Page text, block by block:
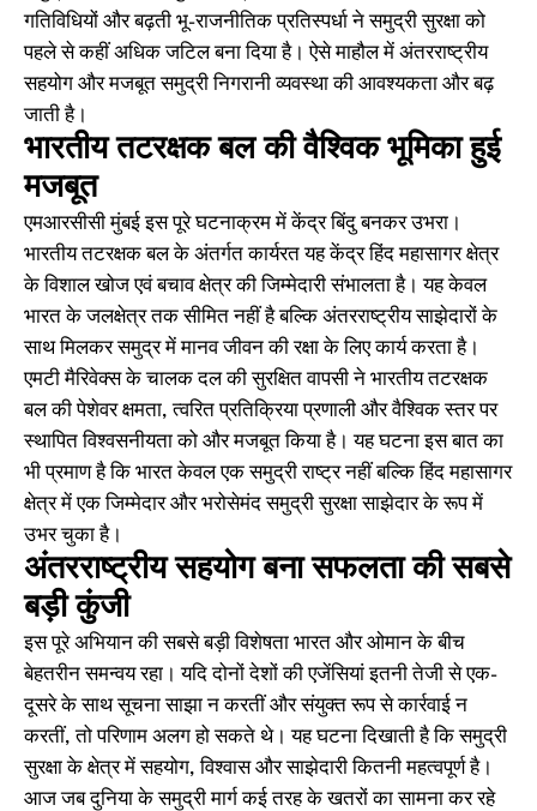
गतिविधियों और बढ़ती भू-राजनीतिक प्रतिस्पर्धा ने समुद्री सुरक्षा को
पहले से कहीं अधिक जटिल बना दिया है। ऐसे माहौल में अंतरराष्ट्रीय
सहयोग और मजबूत समुद्री निगरानी व्यवस्था की आवश्यकता और बढ़
जाती है।
भारतीय तटरक्षक बल की वैश्विक भूमिका हुई
मजबूत
एमआरसीसी मुंबई इस पूरे घटनाक्रम में केंद्र बिंदु बनकर उभरा।
भारतीय तटरक्षक बल के अंतर्गत कार्यरत यह केंद्र हिंद महासागर क्षेत्र
के विशाल खोज एवं बचाव क्षेत्र की जिम्मेदारी संभालता है। यह केवल
भारत के जलक्षेत्र तक सीमित नहीं है बल्कि अंतरराष्ट्रीय साझेदारों के
साथ मिलकर समुद्र में मानव जीवन की रक्षा के लिए कार्य करता है।
एमटी मैरिवेक्स के चालक दल की सुरक्षित वापसी ने भारतीय तटरक्षक
बल की पेशेवर क्षमता, त्वरित प्रतिक्रिया प्रणाली और वैश्विक स्तर पर
स्थापित विश्वसनीयता को और मजबूत किया है। यह घटना इस बात का
भी प्रमाण है कि भारत केवल एक समुद्री राष्ट्र नहीं बल्कि हिंद महासागर
क्षेत्र में एक जिम्मेदार और भरोसेमंद समुद्री सुरक्षा साझेदार के रूप में
उभर चुका है।
अंतरराष्ट्रीय सहयोग बना सफलता की सबसे
बड़ी कुंजी
इस पूरे अभियान की सबसे बड़ी विशेषता भारत और ओमान के बीच
बेहतरीन समन्वय रहा। यदि दोनों देशों की एजेंसियां इतनी तेजी से एक-
दूसरे के साथ सूचना साझा न करतीं और संयुक्त रूप से कार्रवाई न
करतीं, तो परिणाम अलग हो सकते थे। यह घटना दिखाती है कि समुद्री
सुरक्षा के क्षेत्र में सहयोग, विश्वास और साझेदारी कितनी महत्वपूर्ण है।
आज जब दुनिया के समुद्री मार्ग कई तरह के खतरों का सामना कर रहे